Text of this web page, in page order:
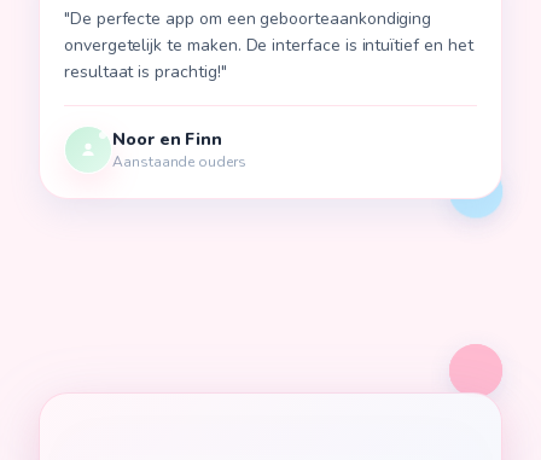
🇧🇾Беларуская
🇲🇰Македонски
🇦🇱
🇱🇺
"De perfecte app om een geboorteaankondiging
onvergetelijk te maken. De interface is intuïtief en het
resultaat is prachtig!"
Noor en Finn
Aanstaande ouders